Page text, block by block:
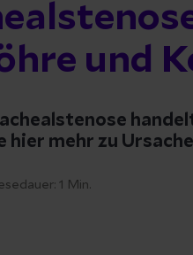
und
hier mehr zu
1 Min.